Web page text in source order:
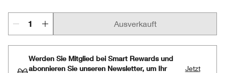
Ausverkauft
Werden Sie Mitglied bei Smart Rewards und
abonnieren Sie unseren Newsletter, um Ihr
Jetzt